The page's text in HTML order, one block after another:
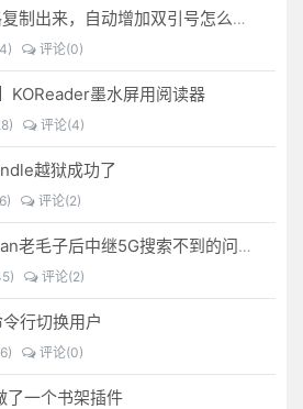
EXCEL表格复制出来，自动增加双引号怎么解决？
评论(0)
KOReader墨水屏用阅读器
评论(4)
越狱成功了
评论(2)
k2刷Padavan老毛子后中继5G搜索不到的问题解决
评论(2)
行切换用户
评论(0)
一个书架插件